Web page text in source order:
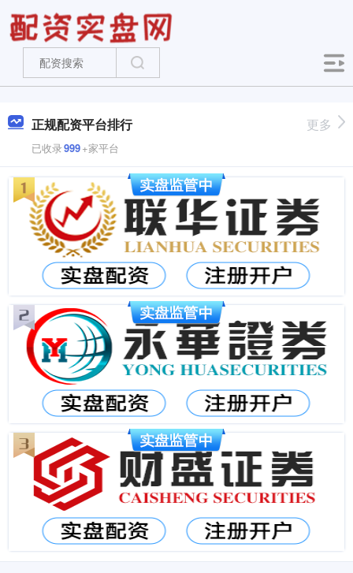
正规配资平台排行
已收录999+家平台
更多